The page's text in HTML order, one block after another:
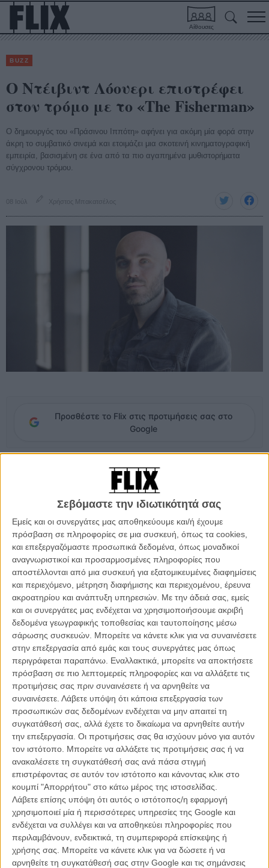
Σεβόμαστε την ιδιωτικότητά σας
Εμείς και οι συνεργάτες μας αποθηκεύουμε και/ή έχουμε
πρόσβαση σε πληροφορίες σε μια συσκευή, όπως τα cookies,
και επεξεργαζόμαστε προσωπικά δεδομένα, όπως μοναδικοί
αναγνωριστικοί και προσαρμοσμένες πληροφορίες που
αποστέλλονται από μια συσκευή για εξατομικευμένες διαφημίσεις
και περιεχόμενο, μέτρηση διαφήμισης και περιεχομένου, έρευνα
ακροατηρίου και ανάπτυξη υπηρεσιών. Με την άδειά σας, εμείς
και οι συνεργάτες μας ενδέχεται να χρησιμοποιήσουμε ακριβή
δεδομένα γεωγραφικής τοποθεσίας και ταυτοποίησης μέσω
σάρωσης συσκευών. Μπορείτε να κάνετε κλικ για να συναινέσετε
στην επεξεργασία από εμάς και τους συνεργάτες μας όπως
περιγράφεται παραπάνω. Εναλλακτικά, μπορείτε να αποκτήσετε
πρόσβαση σε πιο λεπτομερείς πληροφορίες και να αλλάξετε τις
προτιμήσεις σας πριν συναινέσετε ή να αρνηθείτε να
συναινέσετε. Λάβετε υπόψη ότι κάποια επεξεργασία των
προσωπικών σας δεδομένων ενδέχεται να μην απαιτεί τη
συγκατάθεσή σας, αλλά έχετε το δικαίωμα να αρνηθείτε αυτήν
την επεξεργασία. Οι προτιμήσεις σας θα ισχύουν μόνο για αυτόν
τον ιστότοπο. Μπορείτε να αλλάξετε τις προτιμήσεις σας ή να
ανακαλέσετε τη συγκατάθεσή σας ανά πάσα στιγμή
επιστρέφοντας σε αυτόν τον ιστότοπο και κάνοντας κλικ στο
κουμπί "Απορρήτου" στο κάτω μέρος της ιστοσελίδας.
Λάβετε επίσης υπόψη ότι αυτός ο ιστότοπος/η εφαρμογή
χρησιμοποιεί μία ή περισσότερες υπηρεσίες της Google και
ενδέχεται να συλλέγει και να αποθηκεύει πληροφορίες που
περιλαμβάνουν, ενδεικτικά, τη συμπεριφορά επίσκεψης ή
χρήσης σας. Μπορείτε να κάνετε κλικ για να δώσετε ή να
αρνηθείτε τη συγκατάθεσή σας στην Google και τις σημάνσεις
Αίθουσες
BUZZ
Ο Ντέιβιντ Λόουερι επιστρέφει
στον τρόμο με το «The Fisherman»
Ο δημιουργός του «Πράσινου Ιππότη» αφήνει για ακόμη μία φορά στην
άκρη το συμβατικό σινεμά και ετοιμάζει μια σκοτεινή κινηματογραφική
εμπειρία, βασισμένη σε ένα από τα πιο αγαπημένα μυθιστορήματα
σύγχρονου τρόμου.
08 Ιούλ Χρήστος Μπακατσέλος
Προσθέστε το Flix στις προτιμήσεις σας στο
Google
Η επόμενη κινηματογραφική κίνηση του Ντέιβιντ Λόουερι δείχνει
πως ο δημιουργός εξακολουθεί να αναζητά ιστορίες που ξεφεύγουν
από τα καθιερωμένα και βυθίζονται στις πιο σκοτεινές γωνιές της
ανθρώπινης ψυχολογίας. Ο σκηνοθέτης, που έχει αποδείξει πολλές
φορές ότι τον ενδιαφέρουν περισσότερο η ατμόσφαιρα και το
συναίσθημα παρά οι εύκολες εντυπώσεις, αναλαμβάνει να μεταφέρει
στη μεγάλη οθόνη το πολυσυζητημένο μυθιστόρημα «The
Fisherman» του Τζον Λάνγκαν. Το πρότζεκτ βρίσκεται πλέον στα
χέρια της Focus, ενώ το σενάριο θα συνυπογράψει ο Αλεξ Ρος Πέρι,
ένας από τους πιο ιδιαίτερους δημιουργούς του αμερικανικού
ανεξάρτητου κινηματογράφου, γνωστός για τις ταινίες «Listen Up
Philip» και «Her Smell».
Στο επίκεντρο της ιστορίας βρίσκονται ο Εϊμπ και ο Νταν, δύο
άνδρες που έχουν χάσει τις συζύγους τους και προσπαθούν να
συμβιβαστούν με το πένθος μέσα από τις τακτικές εξορμήσεις τους
για ψάρεμα στην πολιτεία της Νέας Υόρκης. Οταν αποφασίζουν να
επισκεφθούν το απομονωμένο Ντάτσμανς Κρικ, έναν τόπο που
περιβάλλεται από θρύλους και φήμες πως επιτρέπει στους
ανθρώπους να αντικρίσουν ξανά όσους έχουν φύγει από τη ζωή,
ανοίγουν άθελά τους μια πόρτα σε κάτι πολύ πιο σκοτεινό από όσο
μπορούν να φανταστούν. Ακόμη και οι προειδοποιήσεις για το
τρομακτικό παρελθόν της περιοχής δεν αποδεικνύονται αρκετές για
να τους αποτρέψουν, με αποτέλεσμα να έρθουν αντιμέτωποι με μια
μυστηριώδη και εφιαλτική οντότητα γνωστή ως Ντερ Φίσερμαν, μια
παρουσία που στοιχειώνει τον μύθο του τόπου.
Διαβάστε ακόμα:
Η Τέιλορ Σουίφτ έγινε οδηγός για τη νέα
ταινία του Ντέιβιντ Λόουερι